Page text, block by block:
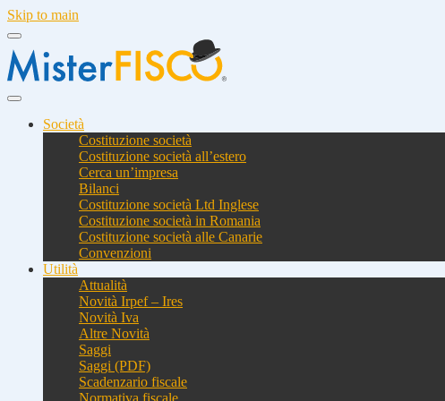
Skip to main
Società
Costituzione società
Costituzione società all’estero
Cerca un’impresa
Bilanci
Costituzione società Ltd Inglese
Costituzione società in Romania
Costituzione società alle Canarie
Convenzioni
Utilità
Attualità
Novità Irpef – Ires
Novità Iva
Altre Novità
Saggi
Saggi (PDF)
Scadenzario fiscale
Normativa fiscale